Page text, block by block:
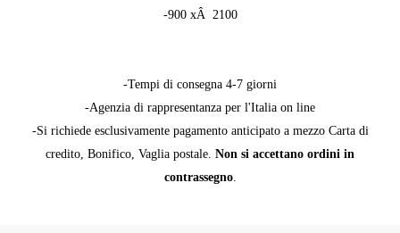
-900 xÂ 2100
-Tempi di consegna 4-7 giorni
-Agenzia di rappresentanza per l'Italia on line
-Si richiede esclusivamente pagamento anticipato a mezzo Carta di
credito, Bonifico, Vaglia postale. Non si accettano ordini in
contrassegno.